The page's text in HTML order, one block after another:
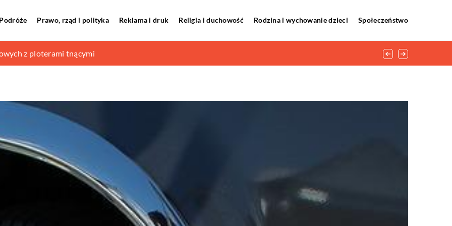
Podróże Prawo, rząd i polityka Reklama i druk Religia i duchowość Rodzina i wychowanie dzieci Społeczeństwo
– które wybrać?
z ploterami tnącymi
powietrza i jakie jest jej zastosowanie?